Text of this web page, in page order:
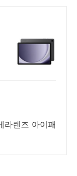
라렌즈 아이패